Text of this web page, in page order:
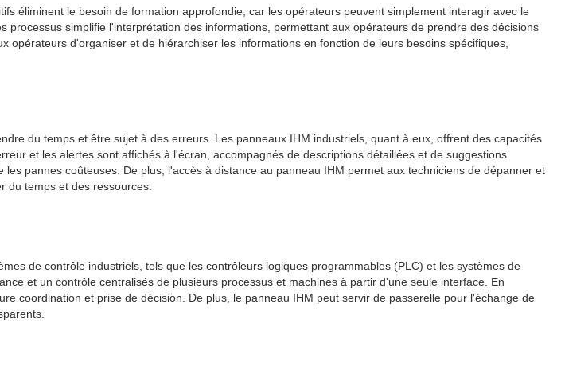
éliminent le besoin de formation approfondie, car les opérateurs peuvent simplement interagir avec le
simplifie l'interprétation des informations, permettant aux opérateurs de prendre des décisions
d'organiser et de hiérarchiser les informations en fonction de leurs besoins spécifiques,
du temps et être sujet à des erreurs. Les panneaux IHM industriels, quant à eux, offrent des capacités
et les alertes sont affichés à l'écran, accompagnés de descriptions détaillées et de suggestions
pannes coûteuses. De plus, l'accès à distance au panneau IHM permet aux techniciens de dépanner et
du temps et des ressources.
de contrôle industriels, tels que les contrôleurs logiques programmables (PLC) et les systèmes de
et un contrôle centralisés de plusieurs processus et machines à partir d'une seule interface. En
coordination et prise de décision. De plus, le panneau IHM peut servir de passerelle pour l'échange de